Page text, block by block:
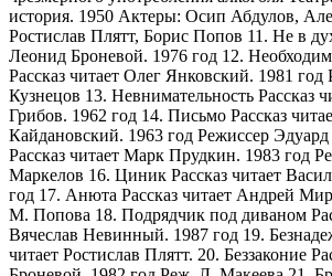
история. 1950 Актеры: Осип Абдулов,
Ростислав Плятт, Борис Попов 11. Не в
Леонид Броневой. 1976 год 12.
Рассказ читает Олег Янковский. 1981
Кузнецов 13. Невнимательность Рассказ
Грибов. 1962 год 14. Письмо Рассказ
Кайдановский. 1963 год Режиссер
Рассказ читает Марк Прудкин. 1983 год
Маркелов 16. Циник Рассказ читает
год 17. Анюта Рассказ читает Андрей
М. Попова 18. Подрядчик под диваном
Вячеслав Невинный. 1987 год 19.
читает Ростислав Плятт. 20. Беззаконие